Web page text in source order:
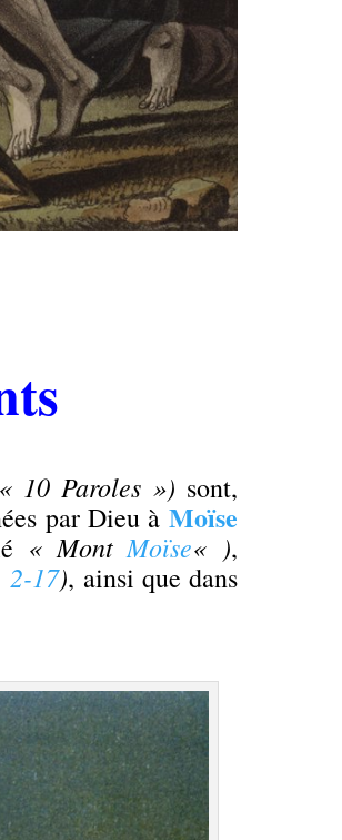
« 10 Paroles ») sont,
par Dieu à Moïse
« Mont Moïse« ),
2-17), ainsi que dans